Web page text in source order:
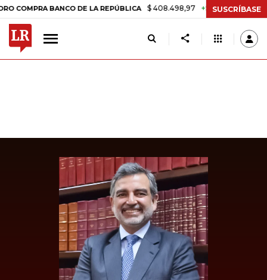
BANCO DE LA REPÚBLICA $ 408.498,97 +$ 8.753,81 +2,19%
SUSCRÍBASE